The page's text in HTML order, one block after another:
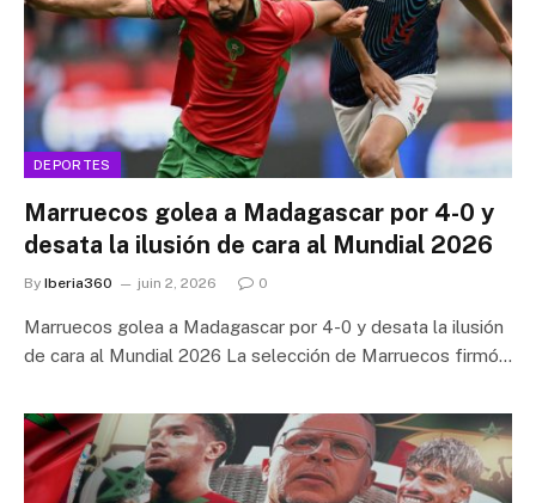
DEPORTES
Marruecos golea a Madagascar por 4-0 y
desata la ilusión de cara al Mundial 2026
By Iberia360 juin 2, 2026 0
Marruecos golea a Madagascar por 4-0 y desata la ilusión
de cara al Mundial 2026 La selección de Marruecos firmó…